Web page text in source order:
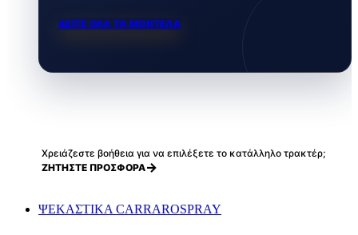
ΔΕΙΤΕ ΟΛΑ ΤΑ ΜΟΝΤΕΛΑ
Χρειάζεστε βοήθεια για να επιλέξετε το κατάλληλο τρακτέρ;
ΖΗΤΗΣΤΕ ΠΡΟΣΦΟΡΑ
ΨΕΚΑΣΤΙΚΑ CARRAROSPRAY